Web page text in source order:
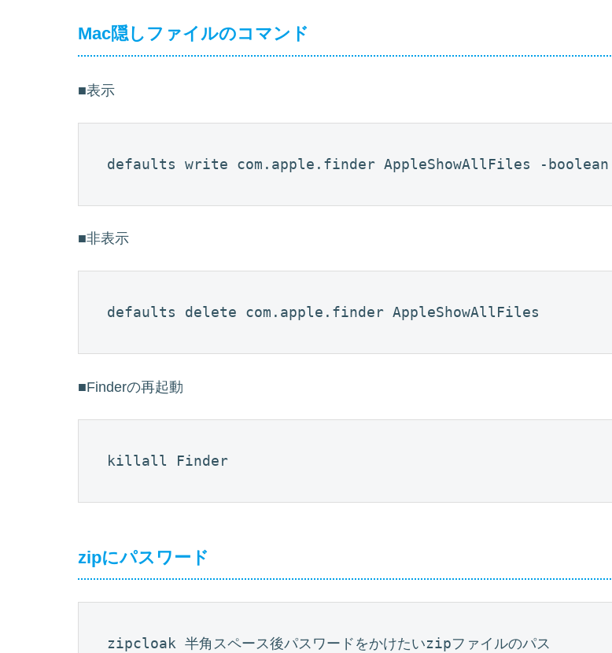
Mac隠しファイルのコマンド
■表示
defaults write com.apple.finder AppleShowAllFiles -
■非表示
defaults delete com.apple.finder AppleShowAllFiles
■Finderの再起動
killall Finder
zipにパスワード
zipcloak 半角スペース後パスワードをかけたいzipファイルのパス